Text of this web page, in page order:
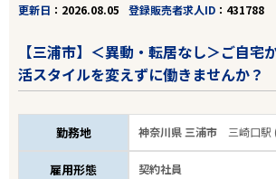
更新日
2026.08.05 登録販売者求人ID 431788
【三浦市】＜異動・転居なし＞ご自宅
活スタイルを変えずに働きませんか？
勤務地 神奈川県 三浦市 三崎口駅
雇用形態 契約社員